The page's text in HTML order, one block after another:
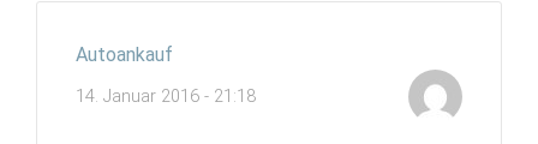
Autoankauf
14. Januar 2016 - 21:18